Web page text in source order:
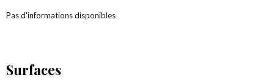
Pas d'informations disponibles
Surfaces